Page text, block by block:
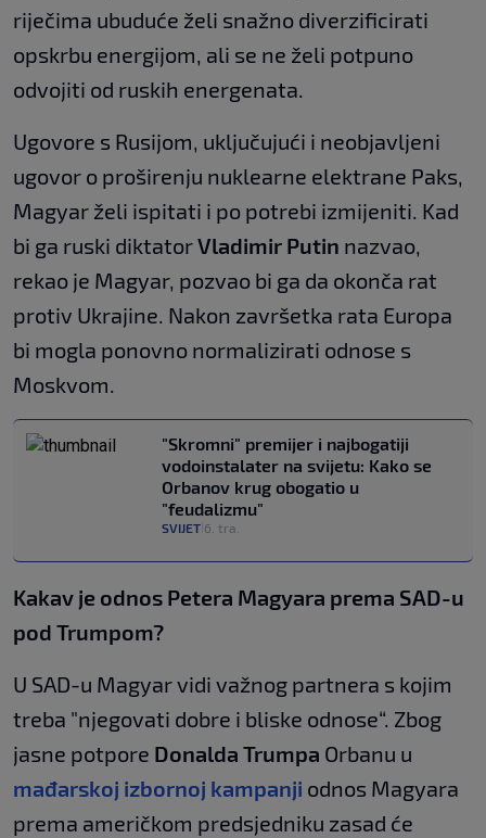
riječima ubuduće želi snažno diverzificirati
opskrbu energijom, ali se ne želi potpuno
odvojiti od ruskih energenata.
Ugovore s Rusijom, uključujući i neobjavljeni
ugovor o proširenju nuklearne elektrane Paks,
Magyar želi ispitati i po potrebi izmijeniti. Kad
bi ga ruski diktatorVladimir Putin nazvao,
rekao je Magyar, pozvao bi ga da okonča rat
protiv Ukrajine. Nakon završetka rata Europa
bi mogla ponovno normalizirati odnose s
Moskvom.
"Skromni" premijer i najbogatiji
vodoinstalater na svijetu: Kako se
Orbanov krug obogatio u
"feudalizmu"
SVIJET 6. tra.
Kakav je odnos Petera Magyara prema SAD-u
pod Trumpom?
U SAD-u Magyar vidi važnog partnera s kojim
treba "njegovati dobre i bliske odnose“. Zbog
jasne potpore Donalda Trumpa Orbanu u
mađarskoj izbornoj kampanji odnos Magyara
prema američkom predsjedniku zasad će